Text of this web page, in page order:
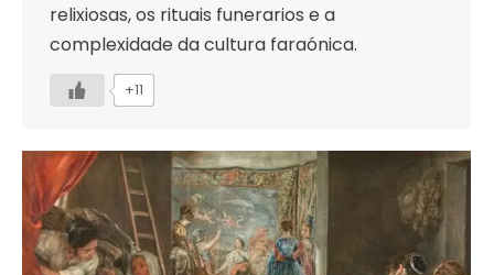
relixiosas, os rituais funerarios e a
complexidade da cultura faraónica.
+11